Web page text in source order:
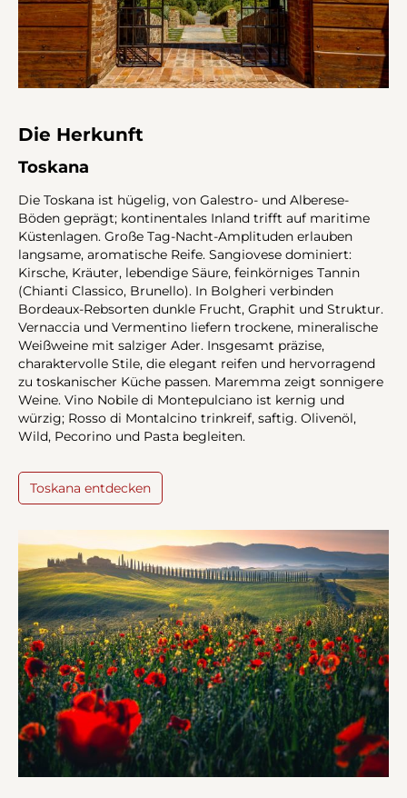
Die Herkunft
Toskana
Die Toskana ist hügelig, von Galestro- und Alberese-
Böden geprägt; kontinentales Inland trifft auf maritime
Küstenlagen. Große Tag-Nacht-Amplituden erlauben
langsame, aromatische Reife. Sangiovese dominiert:
Kirsche, Kräuter, lebendige Säure, feinkörniges Tannin
(Chianti Classico, Brunello). In Bolgheri verbinden
Bordeaux-Rebsorten dunkle Frucht, Graphit und Struktur.
Vernaccia und Vermentino liefern trockene, mineralische
Weißweine mit salziger Ader. Insgesamt präzise,
charaktervolle Stile, die elegant reifen und hervorragend
zu toskanischer Küche passen. Maremma zeigt sonnigere
Weine. Vino Nobile di Montepulciano ist kernig und
würzig; Rosso di Montalcino trinkreif, saftig. Olivenöl,
Wild, Pecorino und Pasta begleiten.
Toskana entdecken